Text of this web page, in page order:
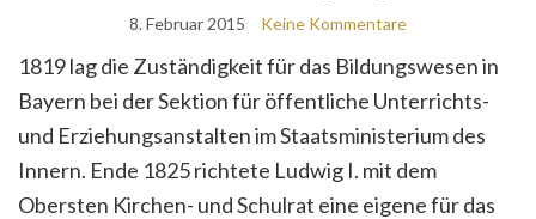
8. Februar 2015 Keine Kommentare
1819 lag die Zuständigkeit für das Bildungswesen in
Bayern bei der Sektion für öffentliche Unterrichts-
und Erziehungsanstalten im Staatsministerium des
Innern. Ende 1825 richtete Ludwig I. mit dem
Obersten Kirchen- und Schulrat eine eigene für das